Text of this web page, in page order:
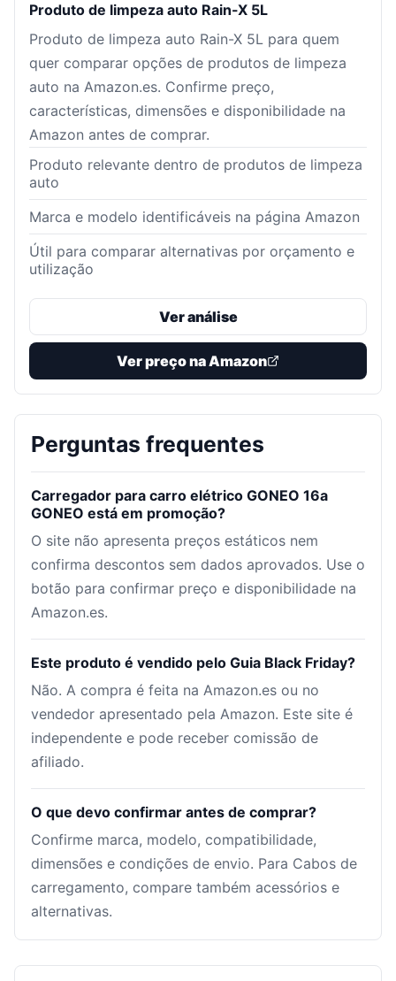
Produto de limpeza auto Rain-X 5L
Produto de limpeza auto Rain-X 5L para quem
quer comparar opções de produtos de limpeza
auto na Amazon.es. Confirme preço,
características, dimensões e disponibilidade na
Amazon antes de comprar.
Produto relevante dentro de produtos de limpeza
auto
Marca e modelo identificáveis na página Amazon
Útil para comparar alternativas por orçamento e
utilização
Ver análise
Ver preço na Amazon
Perguntas frequentes
Carregador para carro elétrico GONEO 16a
GONEO está em promoção?
O site não apresenta preços estáticos nem
confirma descontos sem dados aprovados. Use o
botão para confirmar preço e disponibilidade na
Amazon.es.
Este produto é vendido pelo Guia Black Friday?
Não. A compra é feita na Amazon.es ou no
vendedor apresentado pela Amazon. Este site é
independente e pode receber comissão de
afiliado.
O que devo confirmar antes de comprar?
Confirme marca, modelo, compatibilidade,
dimensões e condições de envio. Para Cabos de
carregamento, compare também acessórios e
alternativas.